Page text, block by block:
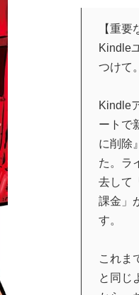
【重要
Kindle
つけて。
Kindle
ートで
に削除
た。ラ
去して
課金」
す。
これま
と同じ